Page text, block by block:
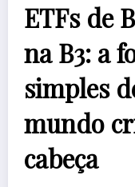
ETFs de
na B3: a
simples
mundo
cabeça